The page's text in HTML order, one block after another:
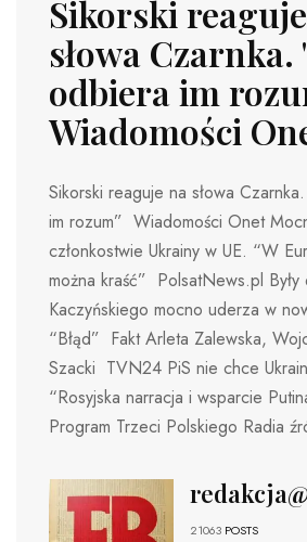
Sikorski
słowa Czarnka.
odbiera im
Wiadomości
Sikorski reaguje na słowa
im rozum” Wiadomości Onet
członkostwie Ukrainy w UE. “W
można kraść” PolsatNews.pl
Kaczyńskiego mocno uderza w
“Błąd” Fakt Arleta Zalewska,
Szacki TVN24 PiS nie chce
“Rosyjska narracja i wsparcie
Program Trzeci Polskiego Radia
21063 POSTS